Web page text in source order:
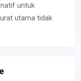
untuk
utama tidak